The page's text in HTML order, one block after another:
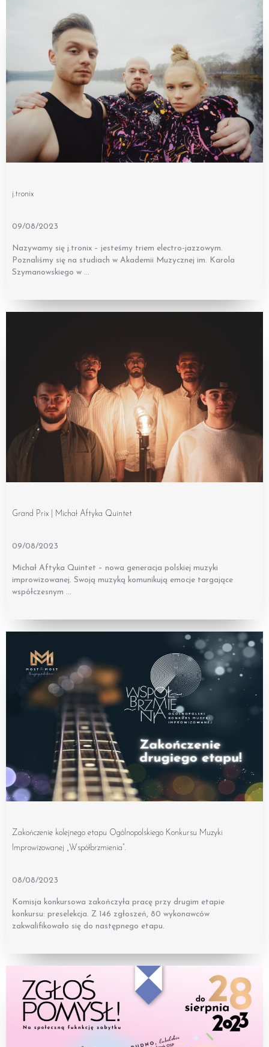
j.tronix
09/08/2023
Nazywamy się j.tronix – jesteśmy triem electro-jazzowym.
Poznaliśmy się na studiach w Akademii Muzycznej im. Karola
Szymanowskiego w …
Grand Prix | Michał Aftyka Quintet
09/08/2023
Michał Aftyka Quintet – nowa generacja polskiej muzyki
improwizowanej. Swoją muzyką komunikują emocje targające
współczesnym …
Zakończenie kolejnego etapu Ogólnopolskiego Konkursu Muzyki
Improwizowanej „Współbrzmienia”.
08/08/2023
Komisja konkursowa zakończyła pracę przy drugim etapie
konkursu: preselekcja. Z 146 zgłoszeń, 80 wykonawców
zakwalifikowało się do następnego etapu.